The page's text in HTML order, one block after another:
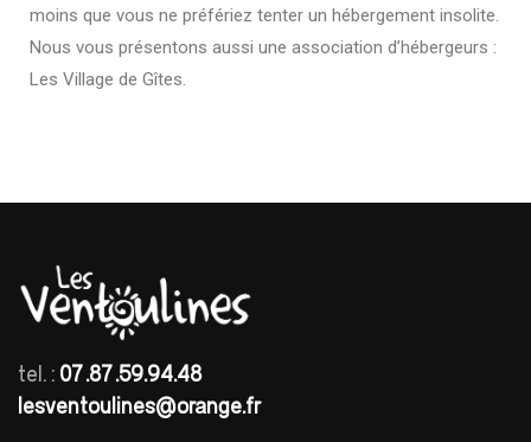
moins que vous ne préfériez tenter un hébergement insolite.
Nous vous présentons aussi une association d’hébergeurs :
Les Village de Gîtes.
tel. : 07.87.59.94.48
lesventoulines@orange.fr